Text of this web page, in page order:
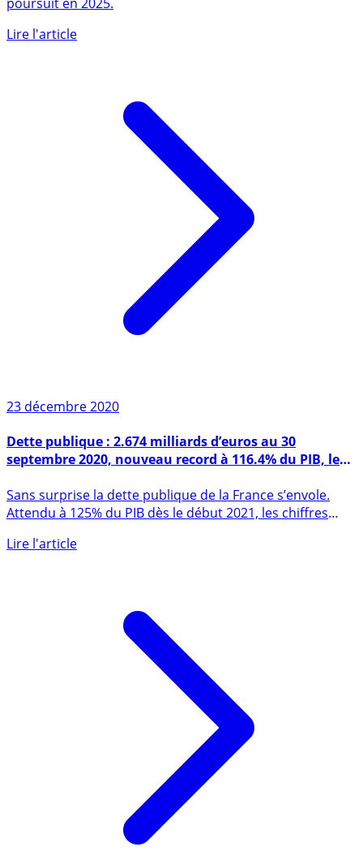
Le dérapage budgétaire incontrôlé de la France se
poursuit en 2025.
Dette publique : 2.674 milliards d’euros au 30
pire arrivera en 2021
Sans surprise la dette publique de la France s’envole.
Attendu à 125% du PIB dès le début 2021, les chiffres
publiés (...)